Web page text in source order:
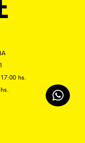
hs.